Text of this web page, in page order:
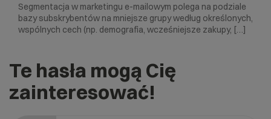
Segmentacja w marketingu e-mailowym polega na podziale
bazy subskrybentów na mniejsze grupy według określonych,
wspólnych cech (np. demografia, wcześniejsze zakupy, […]
Te hasła mogą Cię
zainteresować!